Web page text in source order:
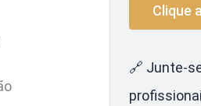
🔗 Junte-